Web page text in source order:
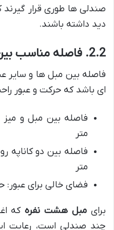
صندلی ها طوری قرار گیرند
دید داشته باشند.
2.2. فاصله مناسب بین مبلمان
فاصله بین مبل ها و سایر
ای باشد که حرکت و عبور
متر
متر
فضای خالی برای عبور: حداقل ۶۰
برای مبل هشت نفرهکه
چند صندلی است، رعایت